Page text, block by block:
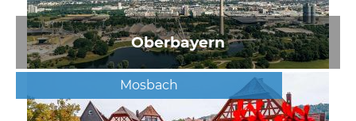
Oberbayern
Mosbach